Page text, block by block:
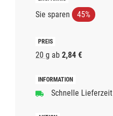
Sie sparen 45%
20 g ab 2,84 €
Schnelle Lieferzeit